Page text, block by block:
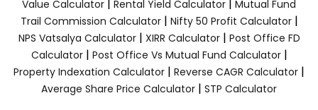
Value Calculator | Rental Yield Calculator | Mutual Fund
Trail Commission Calculator| Nifty 50 Profit Calculator|
NPS Vatsalya Calculator| XIRR Calculator| Post Office FD
Calculator| Post Office Vs Mutual Fund Calculator|
Property Indexation Calculator | Reverse CAGR Calculator |
Average Share Price Calculator | STP Calculator